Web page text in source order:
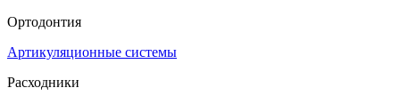
Ортодонтия
Артикуляционные системы
Расходники